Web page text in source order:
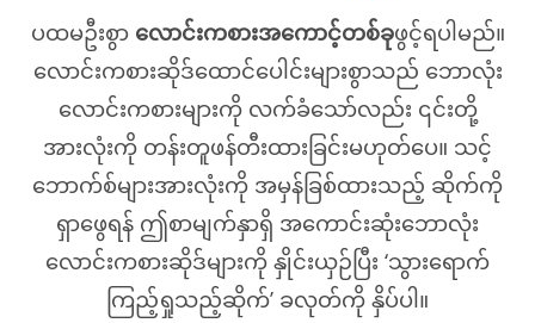
ပထမဦးစွာ လောင်းကစားအကောင့်တစ်ခုဖွင့်ရပါမည်။
လောင်းကစားဆိုဒ်ထောင်ပေါင်းများစွာသည် ဘောလုံး
လောင်းကစားများကို လက်ခံသော်လည်း ၎င်းတို့
အားလုံးကို တန်းတူဖန်တီးထားခြင်းမဟုတ်ပေ။ သင့်
ဘောက်စ်များအားလုံးကို အမှန်ခြစ်ထားသည့် ဆိုက်ကို
ရှာဖွေရန် ဤစာမျက်နှာရှိ အကောင်းဆုံးဘောလုံး
လောင်းကစားဆိုဒ်များကို နှိုင်းယှဉ်ပြီး ‘သွားရောက်
ကြည့်ရှုသည့်ဆိုက်’ ခလုတ်ကို နှိပ်ပါ။